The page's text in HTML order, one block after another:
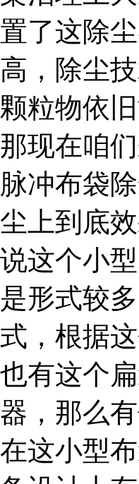
置了这除
高，除尘
颗粒物依
那现在咱
脉冲布袋
尘上到底
说这个小
是形式较
式，根据
也有这个
器，那么
在这小型